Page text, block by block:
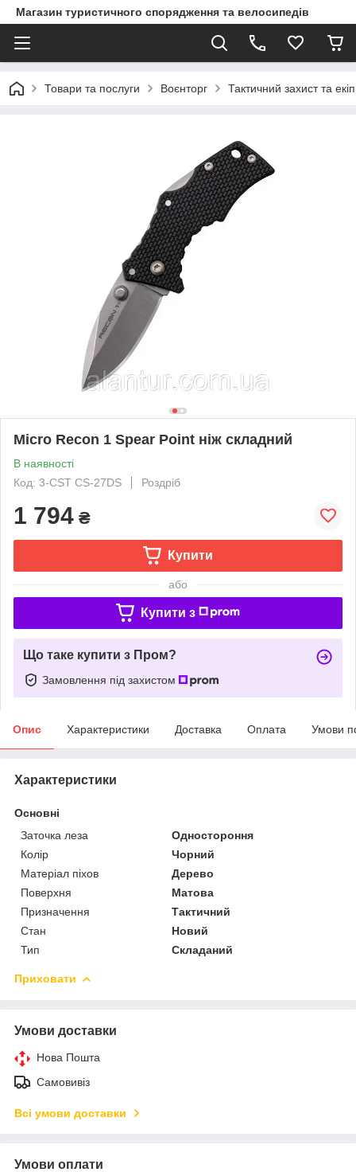
Магазин туристичного спорядження та велосипедів
Товари та послуги Воєнторг Тактичний захист та
Micro Recon 1 Spear Point ніж складний
В наявності
Код: 3-CST CS-27DS
Роздріб
1 794 ₴
Купити
або
Купити з
Що таке купити з Пром?
Замовлення під захистом
Опис Характеристики Доставка Оплата Умови
Характеристики
Основні
Заточка леза
Одностороння
Колір
Чорний
Матеріал піхов
Дерево
Поверхня
Матова
Призначення
Тактичний
Стан
Новий
Тип
Складаний
Приховати
Умови доставки
Нова Пошта
Самовивіз
Всі умови доставки
Умови оплати